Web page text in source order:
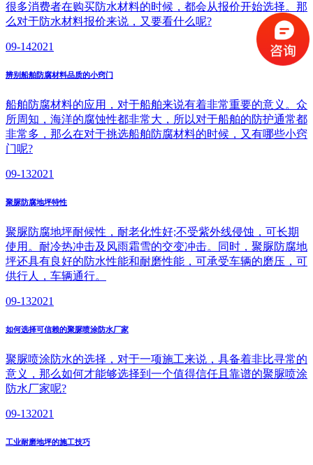
很多消费者在购买防水材料的时候，都会从报价开始选择。那
么对于防水材料报价来说，又要看什么呢?
09-142021
辨别船舶防腐材料品质的小窍门
船舶防腐材料的应用，对于船舶来说有着非常重要的意义。众
所周知，海洋的腐蚀性都非常大，所以对于船舶的防护通常都
非常多，那么在对于挑选船舶防腐材料的时候，又有哪些小窍
门呢?
09-132021
聚脲防腐地坪特性
聚脲防腐地坪耐候性，耐老化性好;不受紫外线侵蚀，可长期
使用。耐冷热冲击及风雨霜雪的交变冲击。同时，聚脲防腐地
坪还具有良好的防水性能和耐磨性能，可承受车辆的磨压，可
供行人，车辆通行。
09-132021
如何选择可信赖的聚脲喷涂防水厂家
聚脲喷涂防水的选择，对于一项施工来说，具备着非比寻常的
意义，那么如何才能够选择到一个值得信任且靠谱的聚脲喷涂
防水厂家呢?
09-132021
工业耐磨地坪的施工技巧